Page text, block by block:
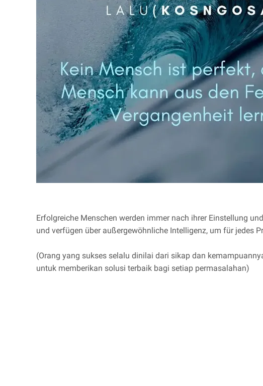
Erfolgreiche Menschen werden immer nach ihrer Einstellung
und verfügen über außergewöhnliche Intelligenz, um für jedes
(Orang yang sukses selalu dinilai dari sikap dan
untuk memberikan solusi terbaik bagi setiap permasalahan)